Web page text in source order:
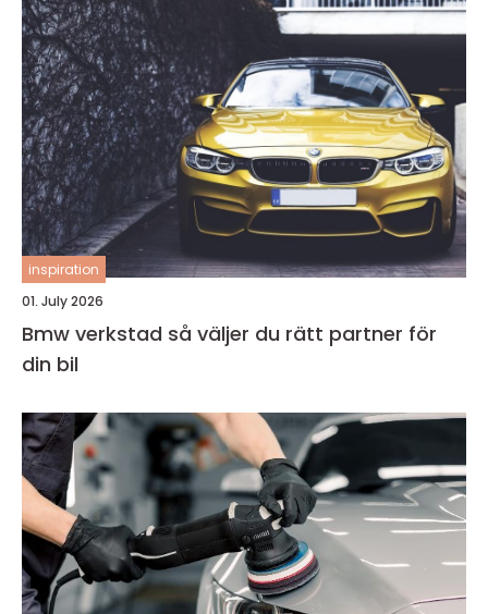
inspiration
01. July 2026
Bmw verkstad så väljer du rätt partner för
din bil